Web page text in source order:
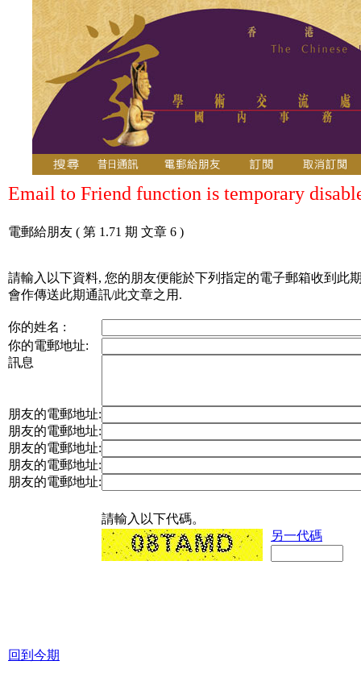
Email to Friend function is temporary
電郵給朋友 ( 第 1.71 期 文章 6 )
請輸入以下資料, 您的朋友便能於下列指定的電子郵箱收到此
會作傳送此期通訊/此文章之用.
你的姓名 :
你的電郵地址:
訊息
朋友的電郵地址:
朋友的電郵地址:
朋友的電郵地址:
朋友的電郵地址:
朋友的電郵地址:
請輸入以下代碼。
另一代碼
回到今期